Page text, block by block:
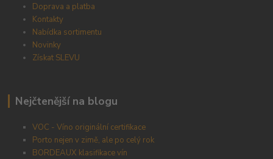
Doprava a platba
Kontakty
Nabídka sortimentu
Novinky
Získat SLEVU
Nejčtenější na blogu
VOC - Víno originální certifikace
Porto nejen v zimě, ale po celý rok
BORDEAUX klasifikace vín